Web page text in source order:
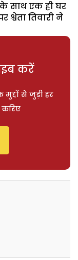
साथ एक ही घर
श्वेता तिवारी ने
करें
से जुड़ी हर
करिए